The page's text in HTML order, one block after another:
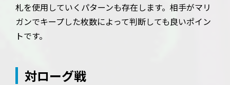
札を使用していくパターンも存在します。相手がマリ
ガンでキープした枚数によって判断しても良いポイン
トです。
対ローグ戦